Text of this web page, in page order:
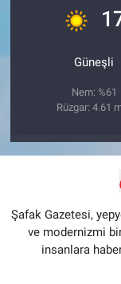
Güneşli
Nem: %61
Rüzgar: 4.61
Şafak Gazetesi,
ve modernizmi
insanlara